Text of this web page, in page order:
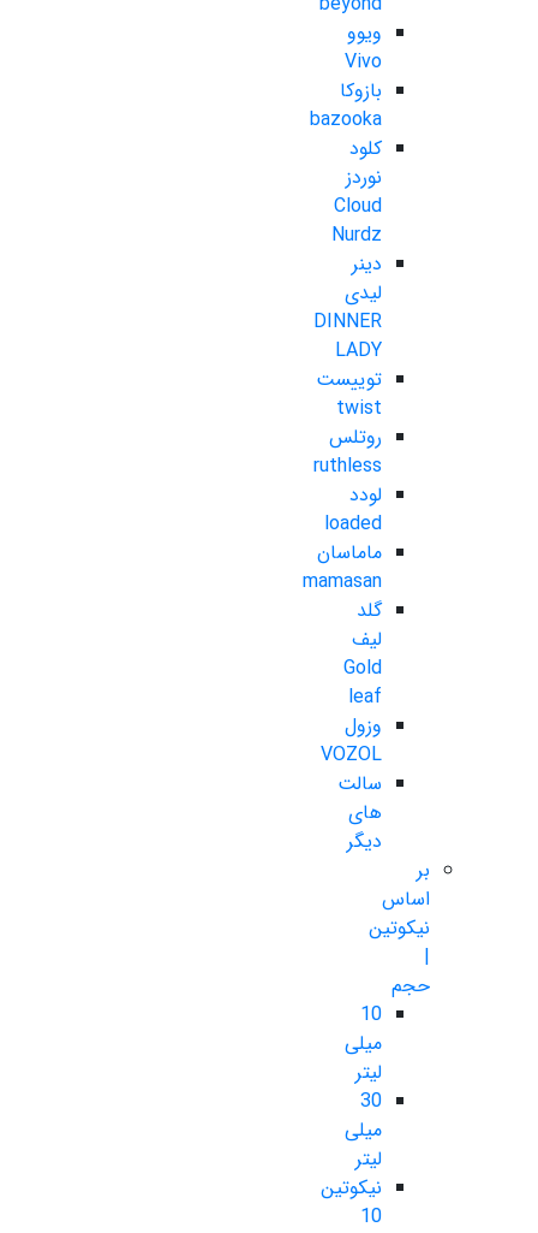
ویوو
Vivo
بازوکا
bazooka
کلود
نوردز
Cloud
Nurdz
دینر
لیدی
DINNER
LADY
توییست
twist
روتلس
ruthless
لودد
loaded
ماماسان
mamasan
گلد
لیف
Gold
leaf
وزول
VOZOL
سالت
های
دیگر
بر
اساس
نیکوتین
|
حجم
10
میلی
لیتر
30
میلی
لیتر
نیکوتین
10